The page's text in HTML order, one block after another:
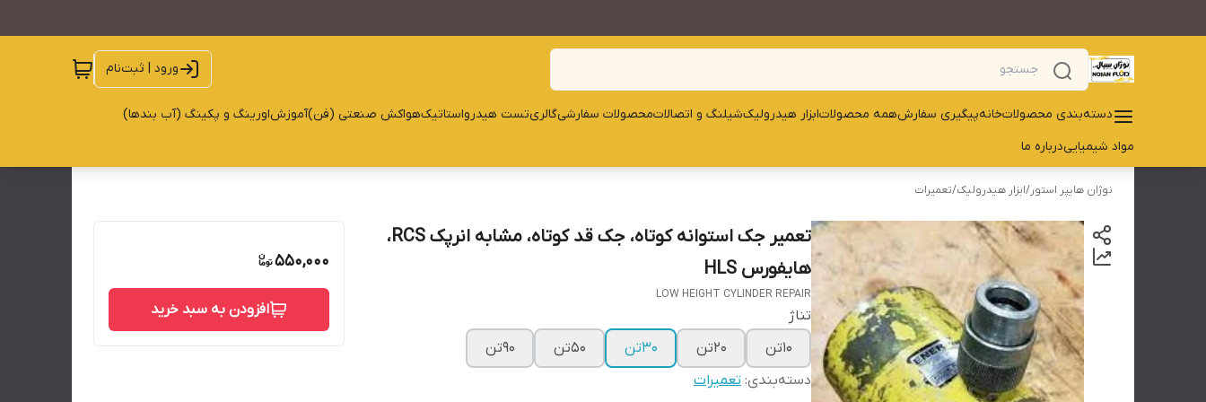
ورود | ثبت‌نام
دسته‌بندی محصولاتخانهپیگیری سفارشهمه محصولاتابزار هیدرولیکشیلنگ و اتصالاتمحصولات سفارشیگالریتست هیدرواستاتیکهواکش صنعتی (فن)آموزشاورینگ و پکینگ (آب بندها)
مواد شیمیاییدرباره ما
نوژان هایپر استور/ابزار هیدرولیک/تعمیرات
تعمیر جک استوانه کوتاه، جک قد کوتاه، مشابه انرپک RCS،
هایفورس HLS
LOW HEIGHT CYLINDER REPAIR
تناژ
10تن
20تن 30تن 50تن
90تن
دسته‌بندی: تعمیرات
550,000
افزودن به سبد خرید